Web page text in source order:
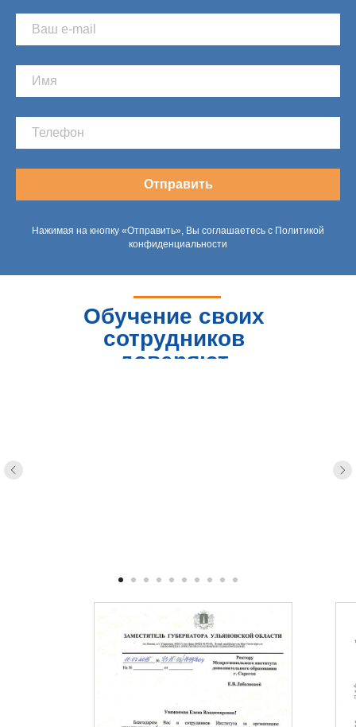
Отправить
Нажимая на кнопку «Отправить», Вы соглашаетесь с Политикой
конфиденциальности
Обучение своих
сотрудников
доверяют